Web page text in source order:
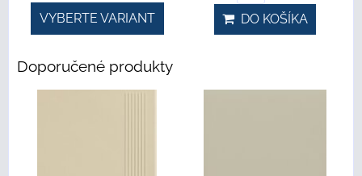
VYBERTE VARIANT DO KOŠÍKA
Doporučené produkty